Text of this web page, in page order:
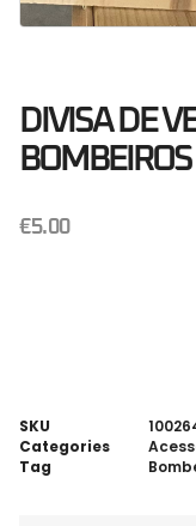
DIVISA DE
BOMBEIROS
€5.00
SKU
Categories
Tag